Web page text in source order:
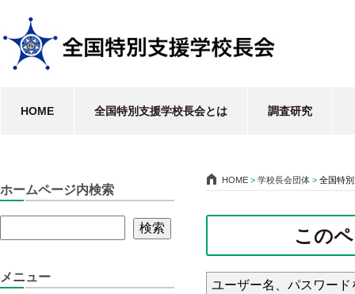
HOME 全国特別支援学校長会とは 調査研究
ホームページ内検索
メニュー
HOME > 学校長会団体 > 全国特
この
ユーザー名、パスワー